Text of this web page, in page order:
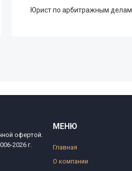
Юрист по арбитражным делам
офертой.
2026 г.
МЕНЮ
Главная
О компании